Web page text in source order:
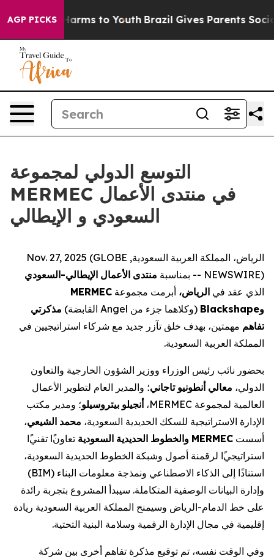
AGP PICKS
Abate Harms to Youth Brazil Gives Parents Social
التوسع الدولي لمجموعة
MERMEC في منتدى الأعمال
السعودي و الإيطالي
الرياض، المملكة العربية السعودية, Nov. 27, 2025 (GLOBE
NEWSWIRE) -- بمناسبة
منتدى الأعمال الإيطالي-السعودي
الذي عقد في الرياض، أبرمت مجموعة MERMEC
وBlackshape
(وكلاهما جزء من Angel القابضة) مذكرتي
تفاهم مهمتين، بهدف خلق تآزر جديد مع شركاء استراتيجيين في
المملكة العربية السعودية.
بحضور نائب رئيس الوزراء ووزير الشؤون الخارجية والتعاون
الدولي، معالي أنطونيو تاجاني؛ والمدير العام لتطوير الأعمال
العالمية لمجموعة MERMEC، أنجيلو بيتروسيلو؛ ومدير مكتب
الإدارة الاستراتيجية للسكك الحديدية السعودية، محمد الشيعي،
أسست MERMEC والخطوط الحديدية السعودية تعاونا تقنيا
استراتيجيا لرقمنة أصول وشبكة الخطوط الحديدية السعودية،
استنادا إلى الذكاء الاصطناعي ونمذجة معلومات البناء (
BIM
)
وإدارة البيانات الوصفية المتكاملة. سيبدأ المشروع بتجربة رائدة
على خط الدمام-الرياض وسيمنح المملكة العربية السعودية ريادة
إقليمية في مجال الإدارة الرقمية وسلامة البنية التحتية.
وفي الوقت نفسه، تم توقيع مذكرة تفاهم أخرى بين شركة